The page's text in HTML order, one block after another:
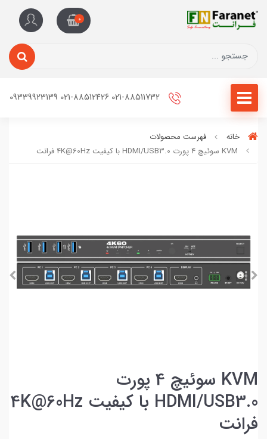
0
خانه
فهرست محصولات
KVM سوئیچ 4 پورت HDMI/USB3.0 با کیفیت 4K@60Hz فرانت
KVM سوئیچ 4 پورت
HDMI/USB3.0 با کیفیت 4K@60Hz
فرانت